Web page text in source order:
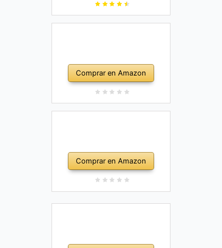
Comprar en Amazon
Comprar en Amazon